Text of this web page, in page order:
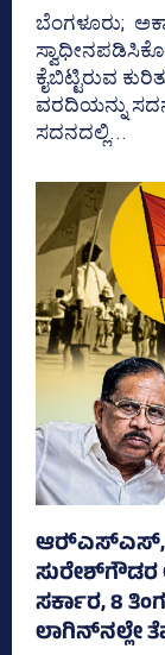
ಬೆಂಗಳೂರು;
ಕೈಬಿಟ್ಟಿರುವ
ವರದಿಯನ್ನು
ಸದನದಲ್ಲಿ...
ಆರ್‍‌ಎಸ್‌ಎಸ್‌,
ಸುರೇಶ್‌ಗೌಡರ
ಸರ್ಕಾರ, 8
ಲಾಗಿನ್‌ನಲ್ಲೇ